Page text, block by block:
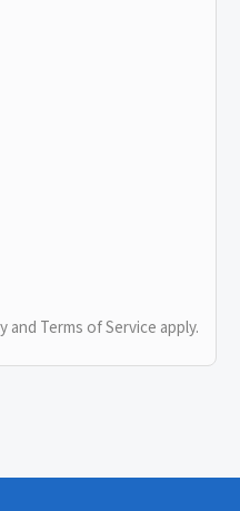
and Terms of Service apply.